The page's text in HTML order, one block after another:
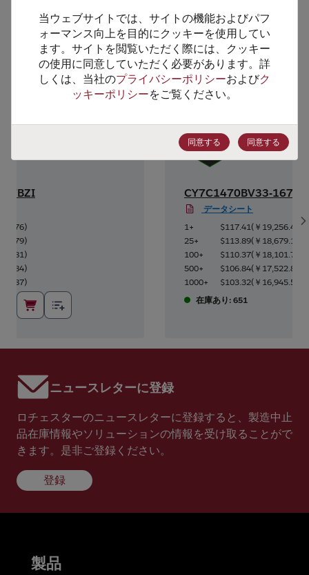
代替製品のご提案
)
)
)
)
)
CY7C1470BV33-
データシート
1+
$117.41(￥19,256.41 )
25+
$113.89(￥18,679.10
100+
$110.37(￥18,101.78
500+
$106.84(￥17,522.83
1000+
$103.32(￥16,945.51
在庫あり: 651
ニュースレターに登録
ロチェスターのニュースレターに登録すると、製造中止
品在庫情報やソリューションの情報を受け取ることがで
きます。是非ご登録ください。
登録
当ウェブサイトでは、サイトの機能およびパフ
ォーマンス向上を目的にクッキーを使用してい
ます。サイトを閲覧いただく際には、クッキー
の使用に同意していただく必要があります。詳
しくは、当社のプライバシーポリシーおよびク
ッキーポリシーをご覧ください。
同意する 同意する
製品